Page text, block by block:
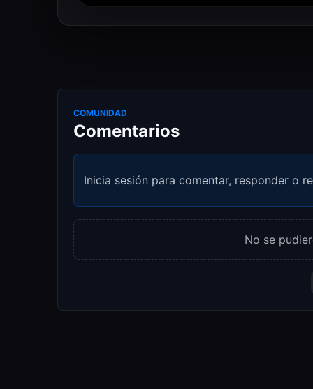
COMUNIDAD
Comentarios
Inicia sesión para comentar, responder o
No se